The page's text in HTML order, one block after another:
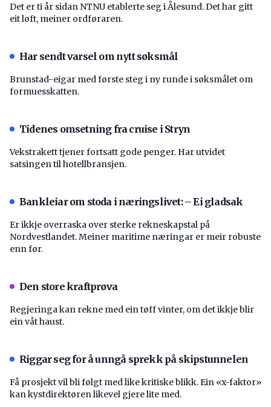
Det er ti år sidan NTNU etablerte seg i Ålesund. Det har gitt
eit løft, meiner ordføraren.
Har sendt varsel om nytt søksmål
Brunstad-eigar med første steg i ny runde i søksmålet om
formuesskatten.
Tidenes omsetning fra cruise i Stryn
Vekstrakett tjener fortsatt gode penger. Har utvidet
satsingen til hotellbransjen.
Bankleiar om stoda i næringslivet: – Ei gladsak
Er ikkje overraska over sterke rekneskapstal på
Nordvestlandet. Meiner maritime næringar er meir robuste
enn før.
Den store kraftprøva
Regjeringa kan rekne med ein tøff vinter, om det ikkje blir
ein våt haust.
Riggar seg for å unngå sprekk på skipstunnelen
Få prosjekt vil bli følgt med like kritiske blikk. Ein «x-faktor»
kan kystdirektøren likevel gjere lite med.